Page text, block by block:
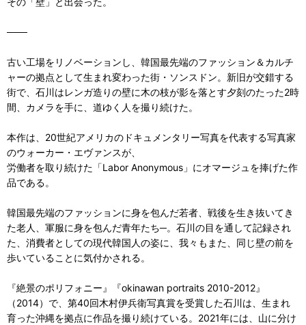
───
古い工場をリノベーションし、韓国最先端のファッション＆カルチ
ャーの拠点として生まれ変わった街・ソンスドン。新旧が交錯する
街で、石川はレンガ造りの壁に木の枝が影を落とす夕刻のたった2時
間、カメラを手に、道ゆく人を撮り続けた。
本作は、20世紀アメリカのドキュメンタリー写真を代表する写真家
のウォーカー・エヴァンスが、
労働者を取り続けた「Labor Anonymous」にオマージュを捧げた作
品である。
韓国最先端のファッションに身を包んだ若者、戦後を生き抜いてき
た老人、軍服に身を包んだ青年たち─。石川の目を通して記録され
た、消費者としての現代韓国人の姿に、我々もまた、同じ壁の前を
歩いていることに気付かされる。
『絶景のポリフォニー』『okinawan portraits 2010-2012』
（2014）で、第40回木村伊兵衛写真賞を受賞した石川は、生まれ
育った沖縄を拠点に作品を撮り続けている。2021年には、山に分け